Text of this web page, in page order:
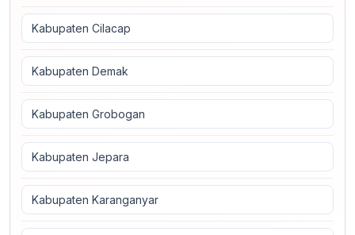
Kabupaten Cilacap
Kabupaten Demak
Kabupaten Grobogan
Kabupaten Jepara
Kabupaten Karanganyar